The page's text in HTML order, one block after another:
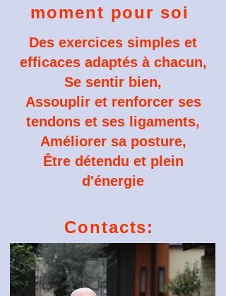
moment pour soi
Des exercices simples et
efficaces adaptés à chacun,
Se sentir bien,
Assouplir et renforcer ses
tendons et ses ligaments,
Améliorer sa posture,
Être détendu et plein
d'énergie
Contacts: